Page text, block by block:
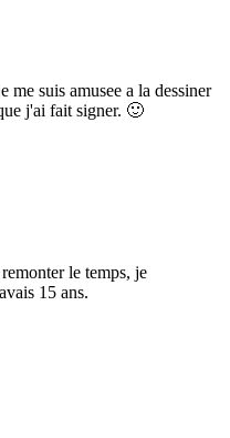
me suis amusee a la dessiner
j'ai fait signer. 🙂
le temps, je
15 ans.